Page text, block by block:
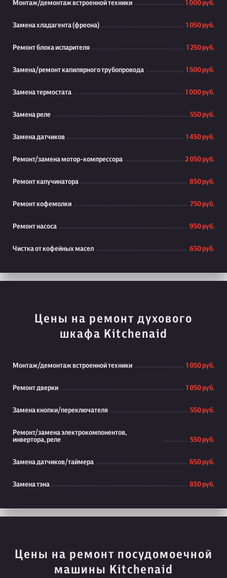
Монтаж/демонтаж встроенной техники 1 000 руб.
Замена хладагента (фреона) 1 050 руб.
Ремонт блока испарителя 1 250 руб.
Замена/ремонт капилярного трубопровода 1 500 руб.
Замена термостата 1 000 руб.
Замена реле 550 руб.
Замена датчиков 1 450 руб.
Ремонт/замена мотор-компрессора 2 050 руб.
Ремонт капучинатора 850 руб.
Ремонт кофемолки 750 руб.
Ремонт насоса 950 руб.
Чистка от кофейных масел 650 руб.
Цены на ремонт духового
шкафа Kitchenaid
Монтаж/демонтаж встроенной техники 1 050 руб.
Ремонт дверки 1 050 руб.
Замена кнопки/переключателя 550 руб.
Ремонт/замена электрокомпонентов,
инвертора, реле
550 руб.
Замена датчиков/таймера 650 руб.
Замена тэна 850 руб.
Цены на ремонт посудомоечной
машины Kitchenaid